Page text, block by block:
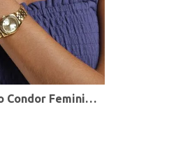
Relógio +Acessório Condor Feminino DOURADO